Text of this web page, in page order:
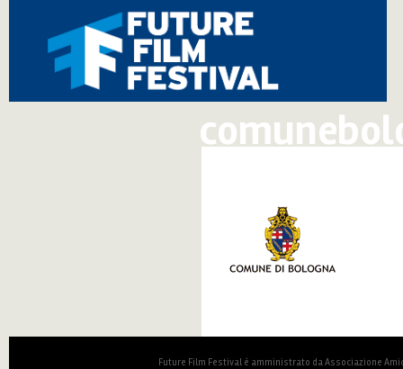
Future Film Festival è amministrato da Associazione